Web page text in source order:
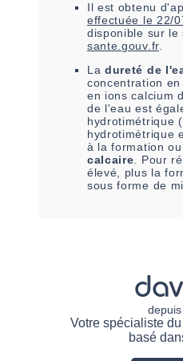
Il est obtenu
effectuée le 22/
disponible sur le
sante.gouv.fr.
La dureté de
concentration
en ions calcium
de l'eau est
hydrotimétrique
hydrotimétrique
à la formation
calcaire . Pour
élevé, plus la
sous forme de
Votre spécialiste
basé